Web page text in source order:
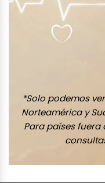
*Solo podemos
Norteamérica y
Para países fuera